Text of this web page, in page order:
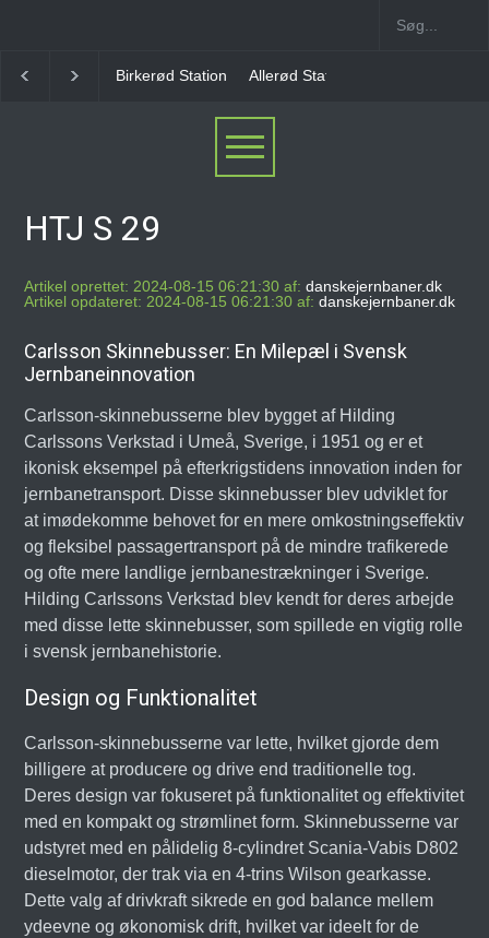
Birkerød Station Allerød Station
HTJ S 29
Artikel oprettet: 2024-08-15 06:21:30 af: danskejernbaner.dk
Artikel opdateret: 2024-08-15 06:21:30 af: danskejernbaner.dk
Carlsson Skinnebusser: En Milepæl i Svensk
Jernbaneinnovation
Carlsson-skinnebusserne blev bygget af Hilding
Carlssons Verkstad i Umeå, Sverige, i 1951 og er et
ikonisk eksempel på efterkrigstidens innovation inden for
jernbanetransport. Disse skinnebusser blev udviklet for
at imødekomme behovet for en mere omkostningseffektiv
og fleksibel passagertransport på de mindre trafikerede
og ofte mere landlige jernbanestrækninger i Sverige.
Hilding Carlssons Verkstad blev kendt for deres arbejde
med disse lette skinnebusser, som spillede en vigtig rolle
i svensk jernbanehistorie.
Design og Funktionalitet
Carlsson-skinnebusserne var lette, hvilket gjorde dem
billigere at producere og drive end traditionelle tog.
Deres design var fokuseret på funktionalitet og effektivitet
med en kompakt og strømlinet form. Skinnebusserne var
udstyret med en pålidelig 8-cylindret Scania-Vabis D802
dieselmotor, der trak via en 4-trins Wilson gearkasse.
Dette valg af drivkraft sikrede en god balance mellem
ydeevne og økonomisk drift, hvilket var ideelt for de